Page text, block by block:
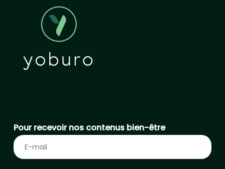
Pour recevoir nos contenus bien-être